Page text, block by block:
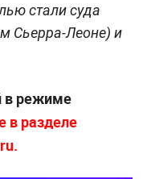
стали суда
Сьерра-Леоне) и
в режиме
в разделе